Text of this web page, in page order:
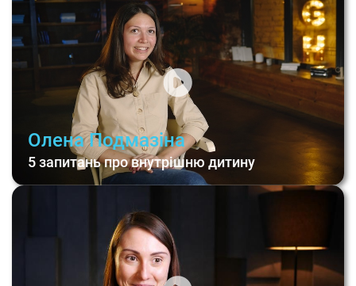
Олена Подмазіна
5 запитань про внутрішню дитину